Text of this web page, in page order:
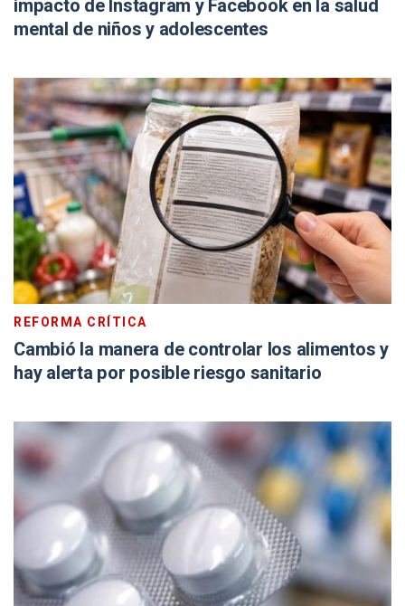
impacto de Instagram y Facebook en la salud
mental de niños y adolescentes
REFORMA CRÍTICA
Cambió la manera de controlar los alimentos y
hay alerta por posible riesgo sanitario